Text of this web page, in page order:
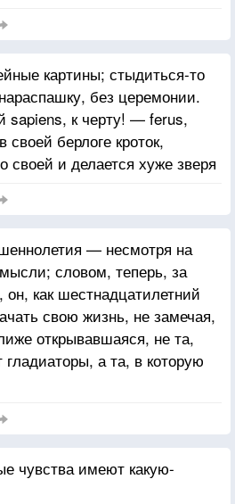
картины; стыдиться-то
без церемонии.
sapiens, к черту! — ferus,
берлоге кроток,
своей и делается хуже зверя
— несмотря на
словом, теперь, за
он, как шестнадцатилетний
свою жизнь, не замечая,
открывавшаяся, не та,
гладиаторы, а та, в которую
чувства имеют какую-